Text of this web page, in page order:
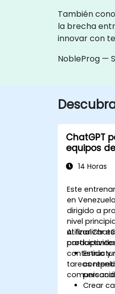
También
la brecha
innovar con
NobleProg —
ChatGPT
equipos
14 Horas
Este
en
dirigido a
nivel
utilizar
contenido y
tareas
Al finalizar
Crear